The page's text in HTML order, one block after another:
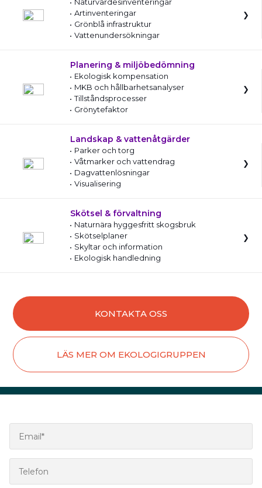
Artinventeringar
Grönblå infrastruktur
Vattenundersökningar
Planering & miljöbedömning
Ekologisk kompensation
MKB och hållbarhetsanalyser
Tillståndsprocesser
Grönytefaktor
Landskap & vattenåtgärder
Parker och torg
Våtmarker och vattendrag
Dagvattenlösningar
Visualisering
Skötsel & förvaltning
Naturnära hyggesfritt skogsbruk
Skötselplaner
Skyltar och information
Ekologisk handledning
KONTAKTA OSS
LÄS MER OM EKOLOGIGRUPPEN